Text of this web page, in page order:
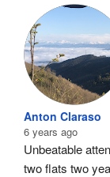
Anton Claraso
6 years ago
Unbeatable
two flats two